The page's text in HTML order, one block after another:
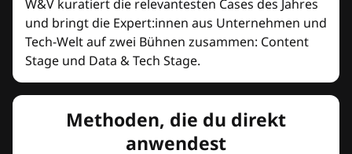
W&V kuratiert die relevantesten Cases des Jahres
und bringt die Expert:innen aus Unternehmen und
Tech-Welt auf zwei Bühnen zusammen: Content
Stage und Data & Tech Stage.
Methoden, die du direkt
anwendest